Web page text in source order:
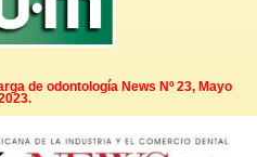
de odontología News Nº 23, Mayo